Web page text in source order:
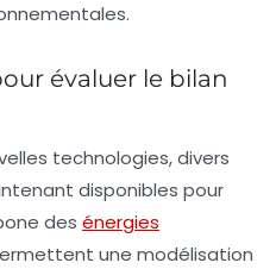
évaluer le bilan
technologies, divers
disponibles pour
des énergies
une modélisation